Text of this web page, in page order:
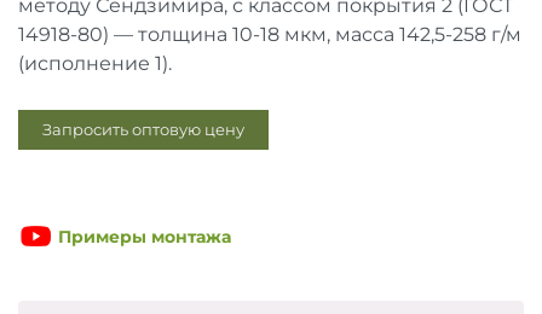
методу Сендзимира, с классом покрытия 2 (ГОСТ
14918-80) — толщина 10-18 мкм, масса 142,5-258 г/м
(исполнение 1).
Запросить оптовую цену
Примеры монтажа